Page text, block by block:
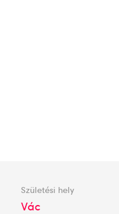
Születési hely
Vác